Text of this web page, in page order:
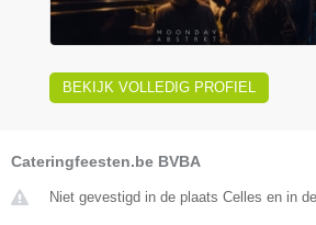
BEKIJK VOLLEDIG PROFIEL
Cateringfeesten.be BVBA
Niet gevestigd in de plaats Celles en in